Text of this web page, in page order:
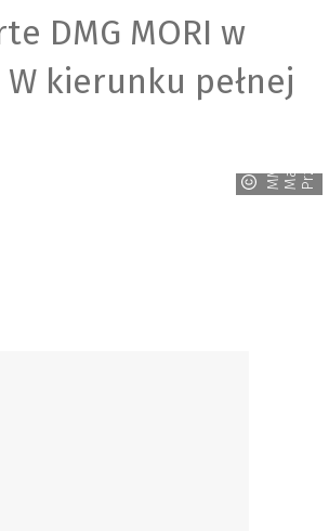
DMG MORI w
kierunku pełnej
M
M
M
a
g
a
z
yn
P
r
z
e
m
ys
ł
o
w